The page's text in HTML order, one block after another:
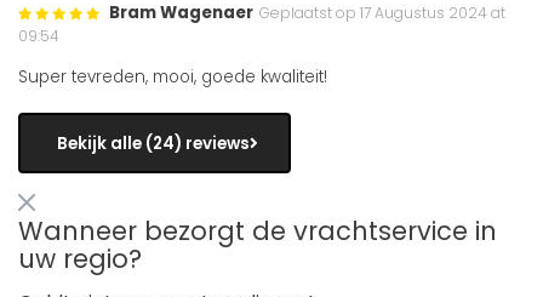
Bram Wagenaer Geplaatst op 17 Augustus 2024 at
09:54
Super tevreden, mooi, goede kwaliteit!
Bekijk alle (24) reviews
Wanneer bezorgt de vrachtservice in
uw regio?